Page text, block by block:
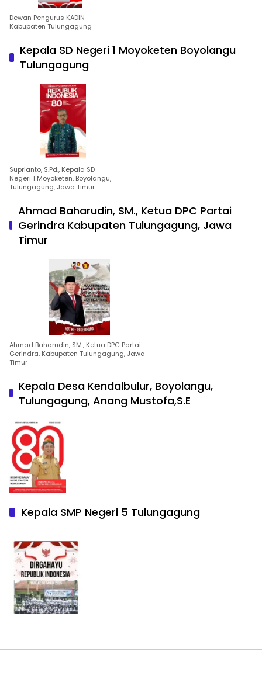
Dewan Pengurus KADIN
Kabupaten Tulungagung
Kepala SD Negeri 1 Moyoketen Boyolangu
Tulungagung
Suprianto, S.Pd., Kepala SD
Negeri 1 Moyoketen, Boyolangu,
Tulungagung, Jawa Timur
Ahmad Baharudin, SM., Ketua DPC Partai
Gerindra Kabupaten Tulungagung, Jawa
Timur
Ahmad Baharudin, SM., Ketua DPC Partai
Gerindra, Kabupaten Tulungagung, Jawa
Timur
Kepala Desa Kendalbulur, Boyolangu,
Tulungagung, Anang Mustofa,S.E
Kepala SMP Negeri 5 Tulungagung